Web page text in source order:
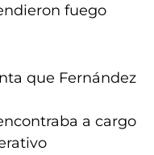
fuego
que Fernández
a cargo